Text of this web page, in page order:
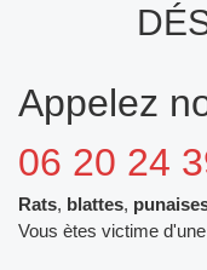
Appelez
06 20 24
Rats, blattes,
Vous ètes victime